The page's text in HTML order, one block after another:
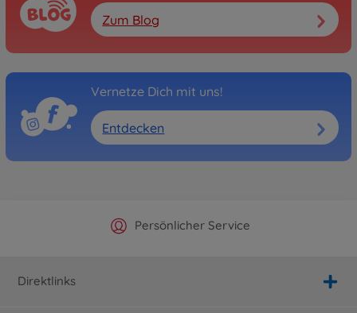
Zum Blog
Vernetze Dich mit uns!
Entdecken
Offizieller Hersteller Shop
Persönlicher Service
Versandkostenfrei ab 25€
Schnelle Lieferung
Direktlinks